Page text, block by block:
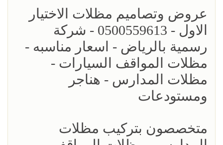
عروض وتصاميم مظلات الاختيار
الاول - 0500559613 - شركة
رسمية بالرياض - اسعار مناسبه -
مظلات المواقف السيارات -
مظلات المدارس - هناجر
ومستودعات
متخصصون بتركيب مظلات